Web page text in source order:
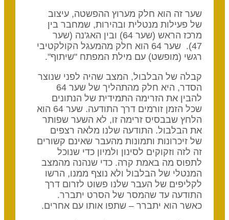
שער זה הוא חלק מערוץ ההפשטה, עיצוב
של פעילות מנטלית ובהירות, שמחבר בין
מרכז הראש (שער 64) ובין האג'נה (שער
47). שער 64 הוא חלק מהמעגל הקולקטיבי
רגשי (מופשט) עם מילת המפתח "שיתוף".
קבלה של הבלבול, המצב שהיה לפני שנוצר
הסדר, היא חלק מהתהליך של שער 64
להבין את הזרימה התמידית של הנתונים
שכל הזמן זורמים דרך התודעה. שער 64 הוא
הלחץ שבבסיס זרימה זו, לא השער שפותר
את הבלבול. התודעה שלנו מלאה רצפים
של זיכרונות ותמונות מהעבר שאינם קשורים
זה לזה וזקוקים לסינון ולמיון כדי שנוכל
לתפוס מה באמת קרה. כדי שנהנה מהמצב
המנטלי של הבלבול ולא נוצף ממנו, הרשו
לקליפים של העבר שלנו פשוט לזרום דרך
התודעה עד שהמסר של הסרט יתברר.
כאשר הוא יתברר – שתפו אותו עם אחרים.